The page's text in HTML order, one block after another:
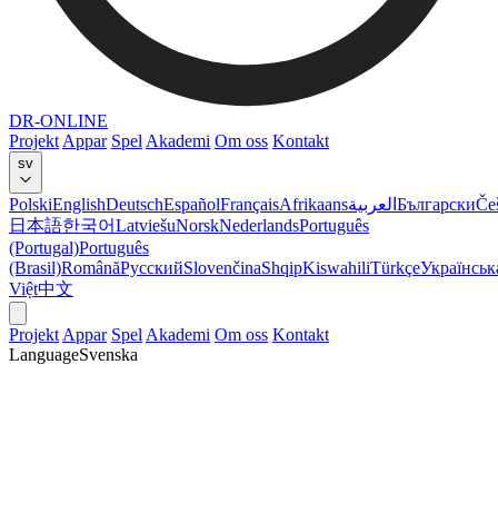
DR-ONLINE
Projekt Appar Spel Akademi Om oss Kontakt
sv
PolskiEnglishDeutschEspañolFrançaisAfrikaansالعربية Български
日本語한국어LatviešuNorskNederlandsPortuguês
(Portugal)Português
(Brasil)RomânăРусскийSlovenčinaShqipKiswahiliTürkçe
Việt中文
Projekt Appar Spel Akademi Om oss Kontakt
LanguageSvenska